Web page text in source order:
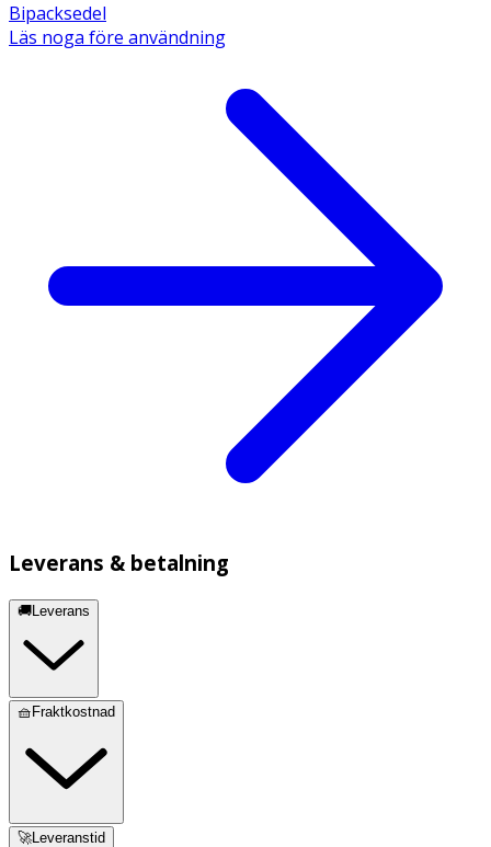
Bipacksedel
Läs noga före användning
Leverans & betalning
🚚Leverans
🧺Fraktkostnad
🚀Leveranstid